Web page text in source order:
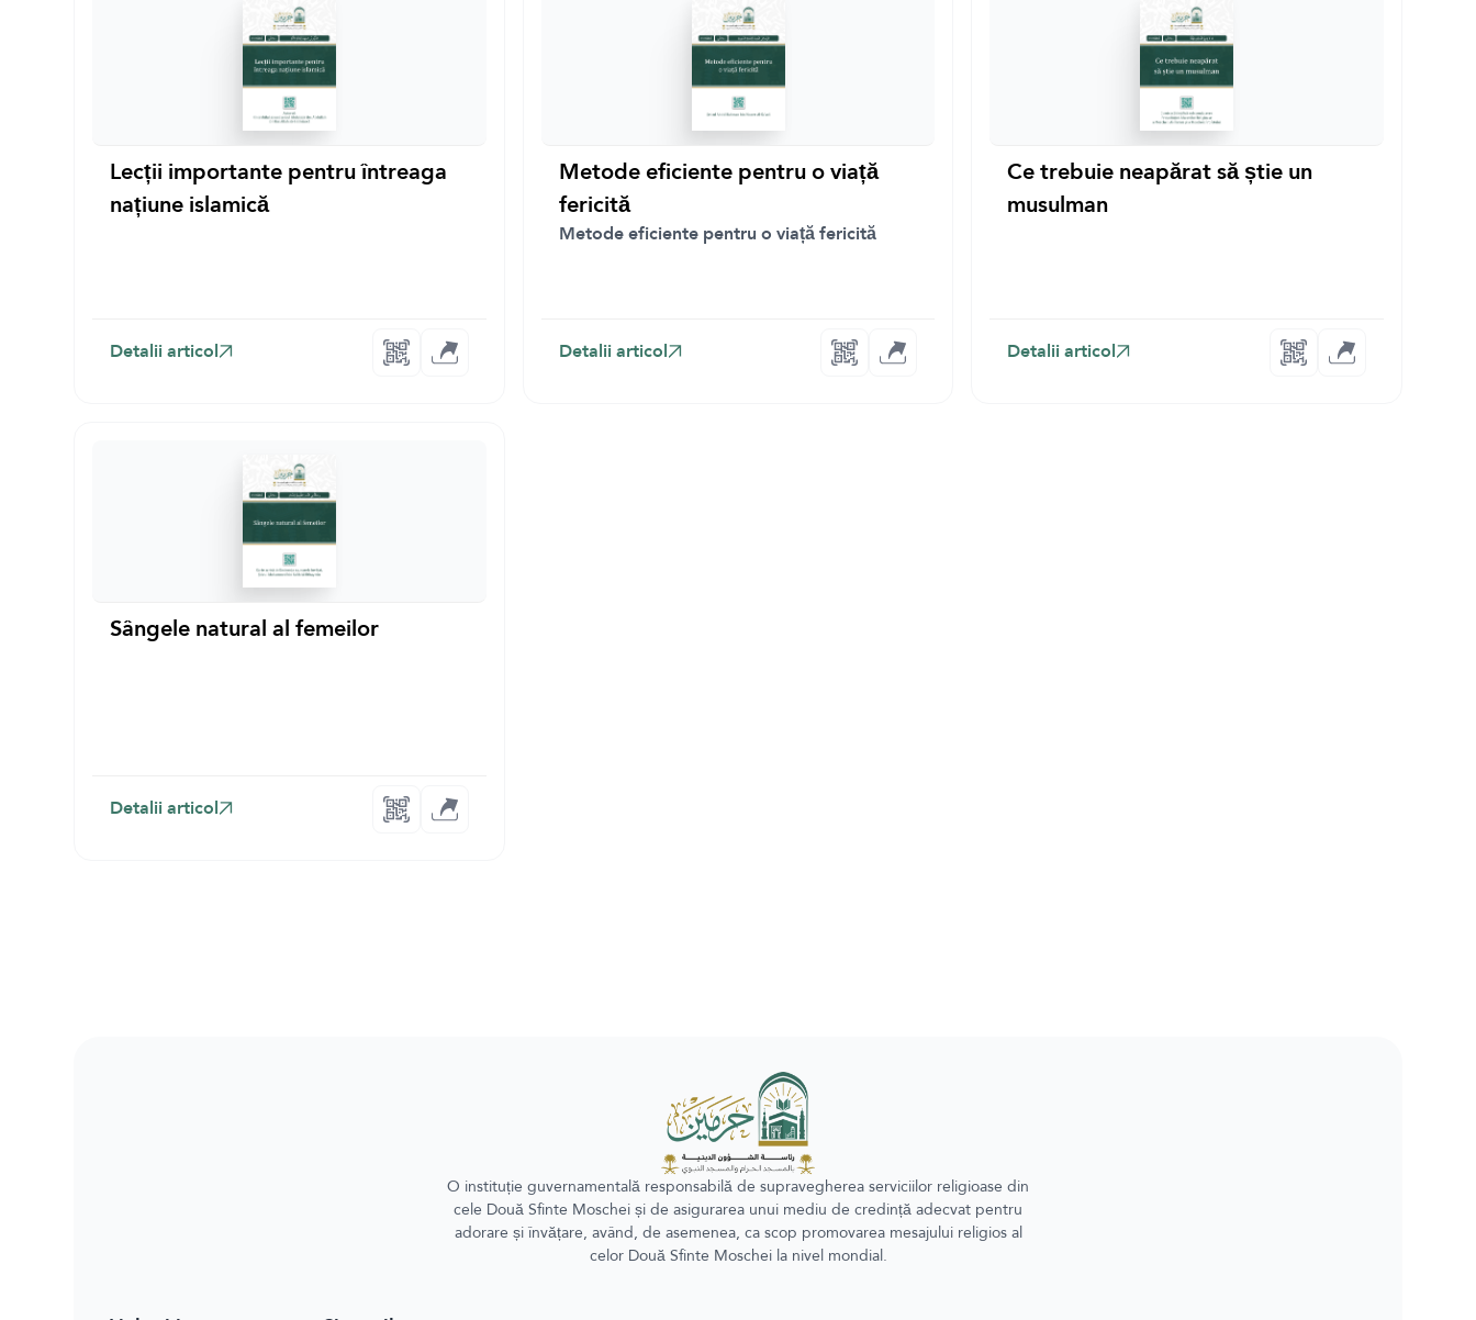
Lecții importante pentru întreaga
națiune islamică
Detalii articol
Metode eficiente pentru o viață
fericită
Metode eficiente pentru o viață fericită
Detalii articol
Ce trebuie neapărat să știe un
musulman
Detalii articol
Sângele natural al femeilor
Detalii articol
O instituție guvernamentală responsabilă de supravegherea serviciilor religioase din
cele Două Sfinte Moschei și de asigurarea unui mediu de credință adecvat pentru
adorare și învățare, având, de asemenea, ca scop promovarea mesajului religios al
celor Două Sfinte Moschei la nivel mondial.